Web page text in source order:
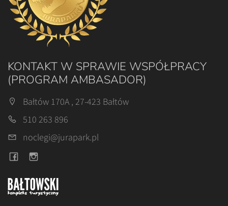
KONTAKT W SPRAWIE WSPÓŁPRACY
(PROGRAM AMBASADOR)
Bałtów 170A , 27-423 Bałtów
510 263 896
noclegi@jurapark.pl